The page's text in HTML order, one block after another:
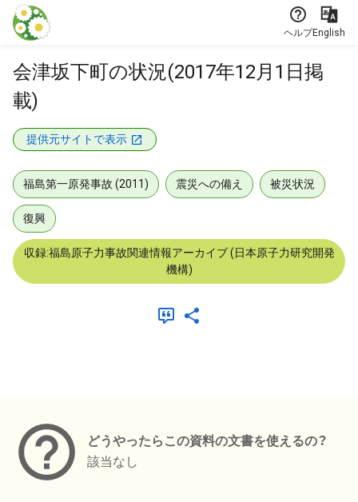
本文に飛ぶ
ヘルプEnglish
会津坂下町の状況(2017年12月1日掲
載)
提供元サイトで表示
福島第一原発事故 (2011) 震災への備え 被災状況
復興
収録:福島原子力事故関連情報アーカイブ (日本原子力研究開発
機構)
どうやったらこの資料の文書を使えるの？
該当なし